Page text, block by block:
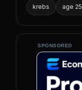
krebs age 25
SPONSORED